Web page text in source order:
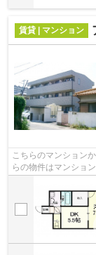
賃貸 | マンション
こちらのマンション
らの物件はマンショ